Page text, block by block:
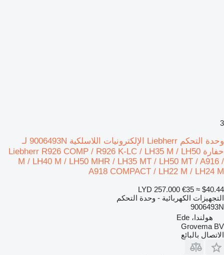
3
وحدة التحكم Liebherr الإلكترونيات اللاسلكية 9006493N لـ
حفارة Liebherr R926 COMP / R926 K-LC / LH35 M / LH50
M / LH40 M / LH50 MHR / LH35 MT / LH50 MT / A916 /
A918 COMPACT / LH22 M / LH24 M
LYD 257.000 €35 ≈ $40.44
التجهيزات الكهربائية - وحدة التحكم
9006493N
هولندا، Ede
Grovema BV
الاتصال بالبائع